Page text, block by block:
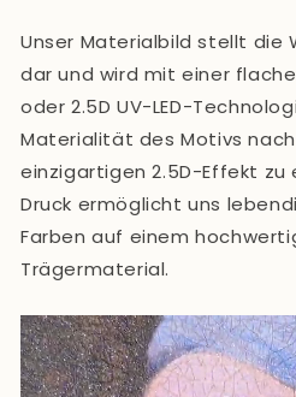
Unser Materialbild stellt die
dar und wird mit einer
oder 2.5D UV-LED-
Materialität des Motivs
einzigartigen 2.5D-Effekt zu
Druck ermöglicht uns
Farben auf einem
Trägermaterial.